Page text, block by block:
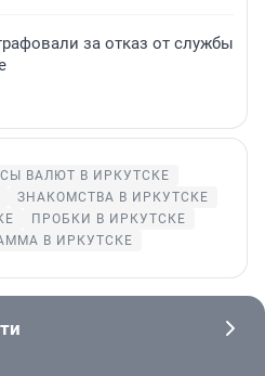
за отказ от службы
ВАЛЮТ В ИРКУТСКЕ
ЗНАКОМСТВА В ИРКУТСКЕ
ПРОБКИ В ИРКУТСКЕ
В ИРКУТСКЕ